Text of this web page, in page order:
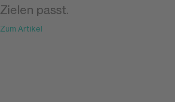
Zielen passt.
Zum Artikel